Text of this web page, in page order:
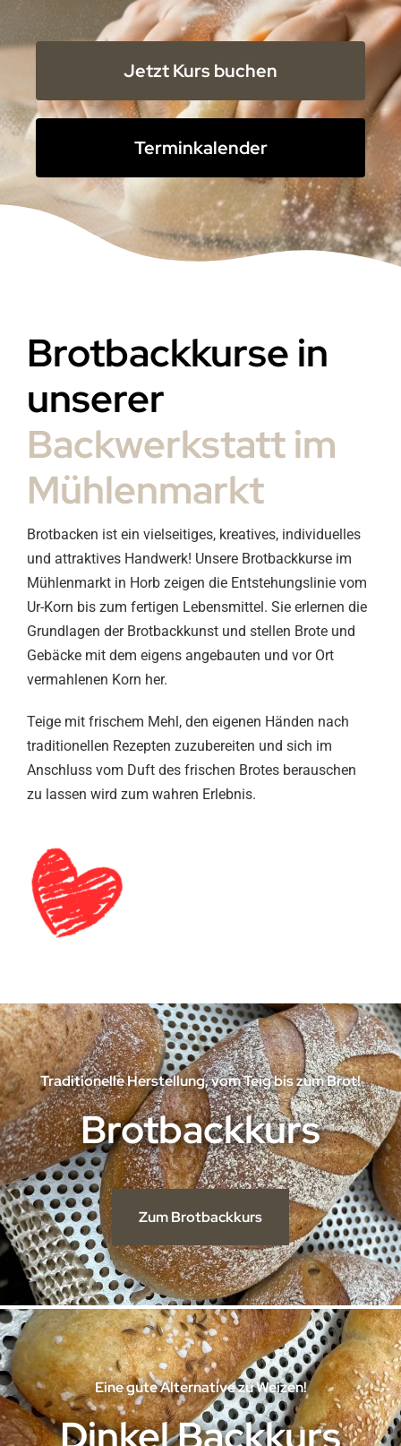
Jetzt Kurs buchen
Terminkalender
Brotbackkurse in
unserer
Backwerkstatt im
Mühlenmarkt
Brotbacken ist ein vielseitiges, kreatives, individuelles
und attraktives Handwerk! Unsere Brotbackkurse im
Mühlenmarkt in Horb zeigen die Entstehungslinie vom
Ur-Korn bis zum fertigen Lebensmittel. Sie erlernen die
Grundlagen der Brotbackkunst und stellen Brote und
Gebäcke mit dem eigens angebauten und vor Ort
vermahlenen Korn her.
Teige mit frischem Mehl, den eigenen Händen nach
traditionellen Rezepten zuzubereiten und sich im
Anschluss vom Duft des frischen Brotes berauschen
zu lassen wird zum wahren Erlebnis.
Traditionelle Herstellung, vom Teig bis zum Brot!
Brotbackkurs
Zum Brotbackkurs
Eine gute Alternative zu Weizen!
Dinkel Backkurs